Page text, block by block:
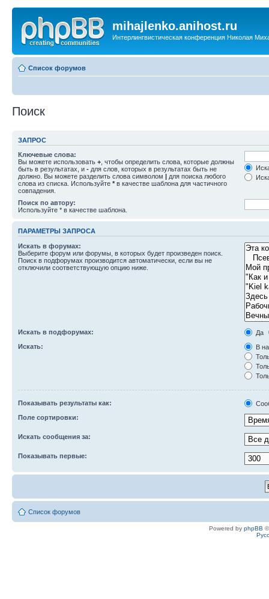
mihajlenko.anihost.ru
Интерлингвистическая конференция Николая
Список форумов
Поиск
ЗАПРОС
Ключевые слова:
Вы можете использовать + , чтобы определить слова, которые должны
быть в результатах, и - для слов, которых в результатах быть не
должно. Вы можете разделить слова символом | для поиска любого
слова из списка. Используйте * в качестве шаблона для частичного
совпадения.
Поиск по автору:
Используйте * в качестве шаблона.
ПАРАМЕТРЫ ЗАПРОСА
Искать в форумах:
Выберите форум или форумы, в которых будет произведен поиск.
Поиск в подфорумах производится автоматически, если вы не
отключили соответствующую опцию ниже.
Искать в подфорумах:
Да
Искать:
В
Показывать результаты как:
Поле сортировки:
Искать сообщения за:
Показывать первые:
Список форумов
Powered by phpBB